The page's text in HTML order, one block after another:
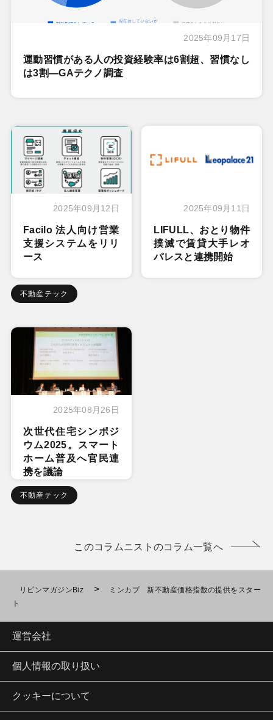
2025年09月17日
運動習慣がある人の投資経験率は6割超、習慣なし
は3割―GAテクノ調査
2025年09月12日
Facilo 法人向け営業
支援システムをリリ
ース
不動産テック
2025年09月11日
LIFULL、おとり物件
撲滅で賃貸大手レオ
パレスと連携開始
2025年08月26日
次世代住宅シンポジ
ウム2025。スマート
ホーム普及へ官民連
携を議論
不動産テック
このコラムニストのコラム一覧へ
リビンマガジンBiz >
ミンカブ 新不動産価格指数の提供をスター
ト
運営会社
個人情報の取り扱い
クッキーについて